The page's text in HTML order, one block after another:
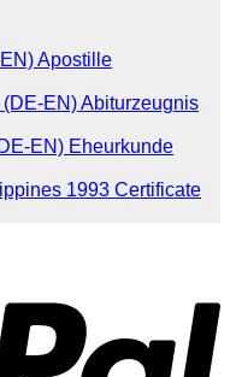
Apostille
Abiturzeugnis
Eheurkunde
Certificate